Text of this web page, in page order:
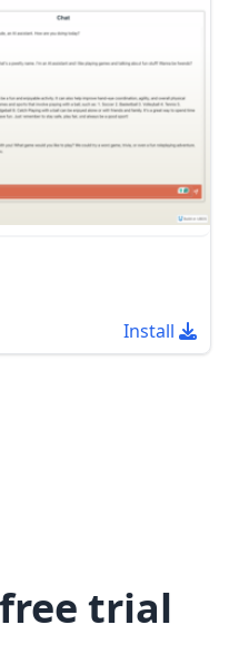
Install
trial